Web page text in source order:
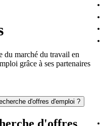
du marché du travail en
grâce à ses partenaires
d'offres d'emploi ?